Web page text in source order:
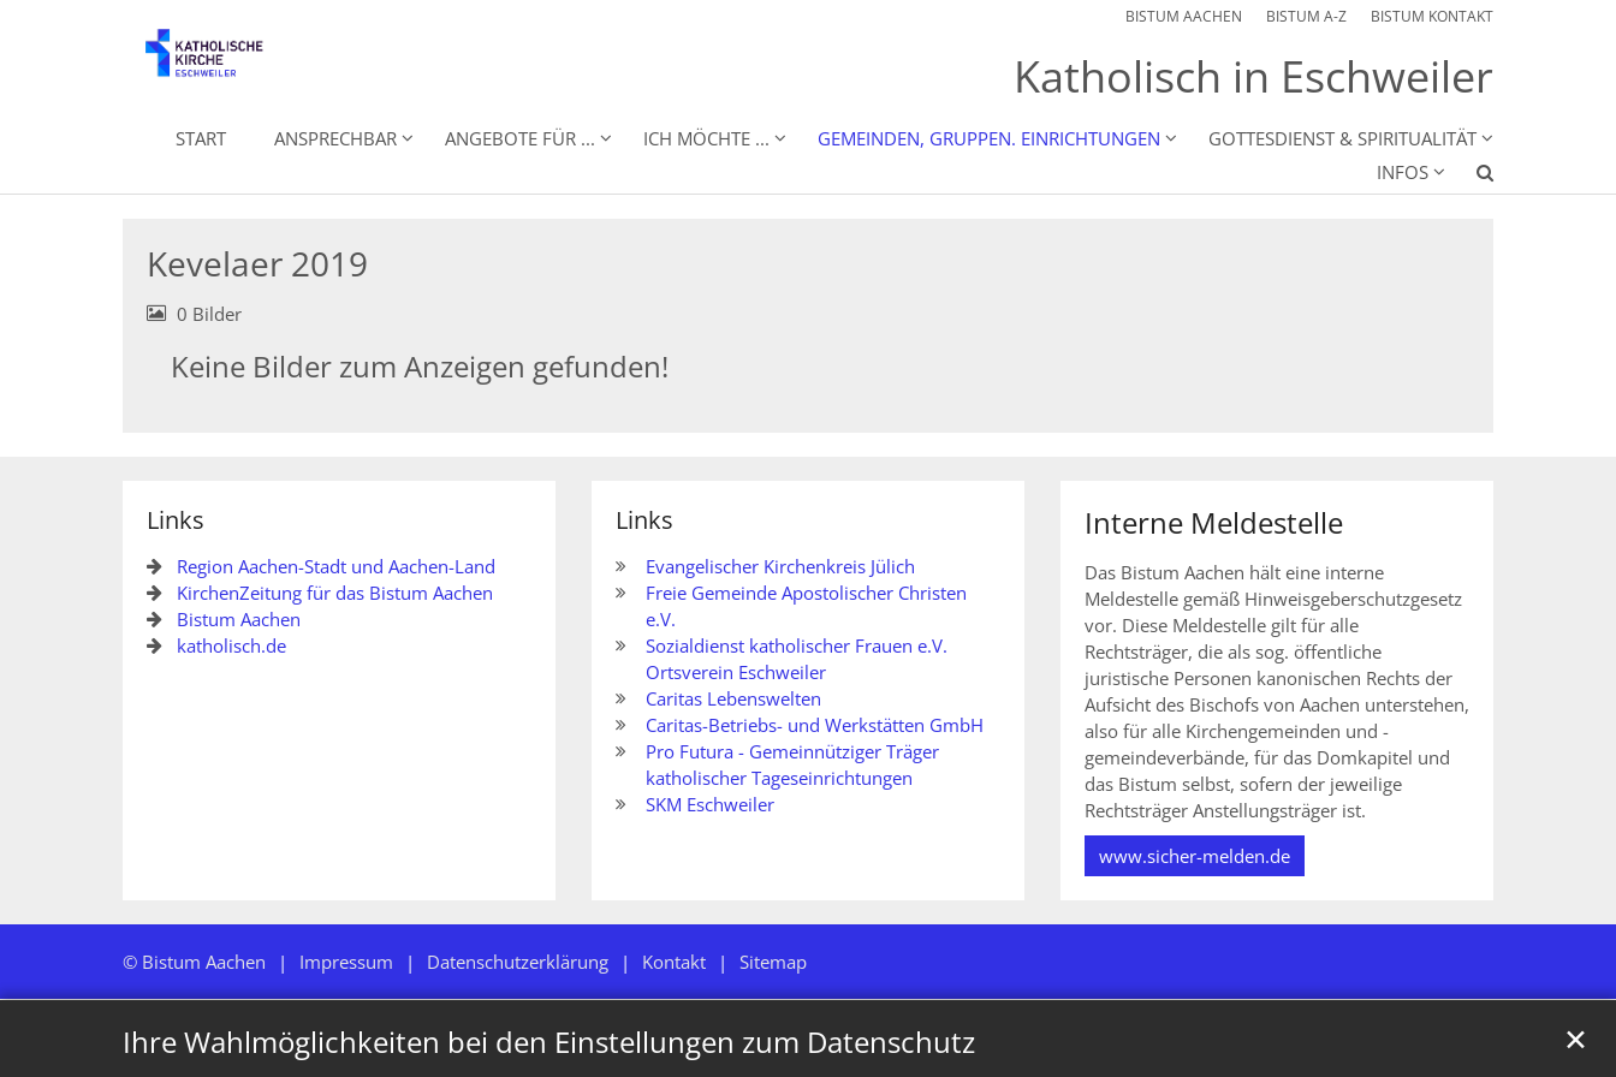
Ihre Wahlmöglichkeiten bei den Einstellungen zum Datenschutz ✕
BISTUM AACHEN BISTUM A-Z BISTUM KONTAKT
Katholisch in Eschweiler
START ANSPRECHBAR ANGEBOTE FÜR ... ICH MÖCHTE ... GEMEINDEN, GRUPPEN. EINRICHTUNGEN
GOTTESDIENST & SPIRITUALITÄT
INFOS
Kevelaer 2019
0 Bilder
Keine Bilder zum Anzeigen gefunden!
Links
Region Aachen-Stadt und Aachen-Land
KirchenZeitung für das Bistum Aachen
Bistum Aachen
katholisch.de
Links
Evangelischer Kirchenkreis Jülich
Freie Gemeinde Apostolischer Christen
e.V.
Sozialdienst katholischer Frauen e.V.
Ortsverein Eschweiler
Caritas Lebenswelten
Caritas-Betriebs- und Werkstätten GmbH
Pro Futura - Gemeinnütziger Träger
katholischer Tageseinrichtungen
SKM Eschweiler
Interne Meldestelle
Das Bistum Aachen hält eine interne
Meldestelle gemäß Hinweisgeberschutzgesetz
vor. Diese Meldestelle gilt für alle
Rechtsträger, die als sog. öffentliche
juristische Personen kanonischen Rechts der
Aufsicht des Bischofs von Aachen unterstehen,
also für alle Kirchengemeinden und -
gemeindeverbände, für das Domkapitel und
das Bistum selbst, sofern der jeweilige
Rechtsträger Anstellungsträger ist.
www.sicher-melden.de
© Bistum Aachen Impressum Datenschutzerklärung Kontakt Sitemap